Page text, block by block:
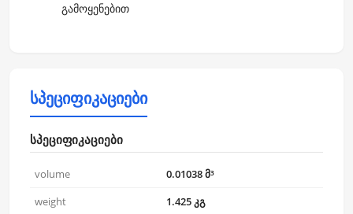
გამოყენებით
სპეციფიკაციები
სპეციფიკაციები
volume
0.01038 მ³
weight
1.425 კგ